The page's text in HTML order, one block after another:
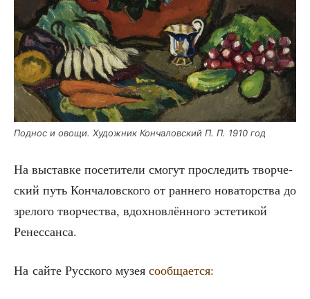
Под­нос и ово­щи. Худож­ник Кон­ча­лов­ский П. П. 1910 год
На выстав­ке посе­ти­те­ли смо­гут про­сле­дить твор­че­
ский путь Кон­ча­лов­ско­го от ран­не­го нова­тор­ства до
зре­ло­го твор­че­ства, вдох­нов­лён­но­го эсте­ти­кой
Ренессанса.
На сай­те Рус­ско­го музея сооб­ща­ет­ся: